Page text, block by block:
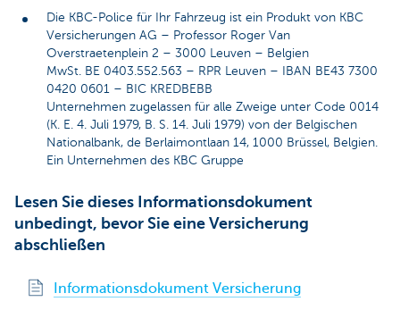
Die KBC-Police für Ihr Fahrzeug ist ein Produkt von KBC
Versicherungen AG – Professor Roger Van
Overstraetenplein 2 – 3000 Leuven – Belgien
MwSt. BE 0403.552.563 – RPR Leuven – IBAN BE43 7300
0420 0601 – BIC KREDBEBB
Unternehmen zugelassen für alle Zweige unter Code 0014
(K. E. 4. Juli 1979, B. S. 14. Juli 1979) von der Belgischen
Nationalbank, de Berlaimontlaan 14, 1000 Brüssel, Belgien.
Ein Unternehmen des KBC Gruppe
Lesen Sie dieses Informationsdokument
unbedingt, bevor Sie eine Versicherung
abschließen
Informationsdokument Versicherung